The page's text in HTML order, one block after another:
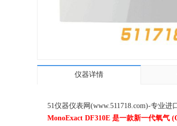
仪器详情
51仪器仪表网(www.511718.com)-专业
MonoExact DF310E 是一款新一代氧气